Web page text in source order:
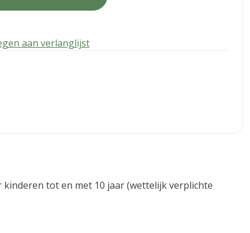
aan verlanglijst
tot en met 10 jaar (wettelijk verplichte